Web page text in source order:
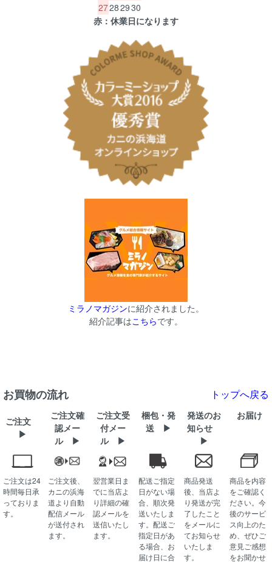
27282930
赤：休業日になります
ミラノマガジンに紹介されました。
紹介記事はこちらです。
お買物の流れ トップへ戻る
ご注文
▶
ご注文確
認メー
ル ▶
ご注文受
付メー
ル ▶
梱包・発
送 ▶
発送のお
知らせ
▶
お届け
ご注文は24
時間毎日承
っておりま
す。
ご注文後、
カニの浜海
道より自動
配信メール
が送付され
ます。
翌営業日ま
でに当店よ
り詳細の確
認メールを
送信いたし
ます。
配送ご指定
日がない場
合、順次発
送いたしま
す。配送ご
指定日があ
る場合、お
届け日に合
商品発送
後、当店よ
り発送が完
了したこと
をメールに
てお知らせ
いたしま
す。
商品を内容
をご確認く
ださい。今
後のサービ
ス向上のた
め、ぜひご
意見ご感想
をお聞かせ